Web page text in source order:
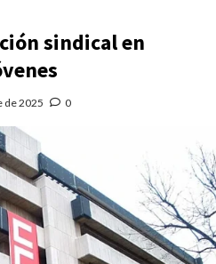
sindical en
de 2025 0